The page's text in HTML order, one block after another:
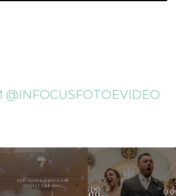
@INFOCUSFOTOEVIDEO